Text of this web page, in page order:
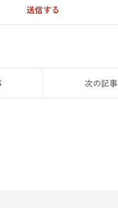
次の記事